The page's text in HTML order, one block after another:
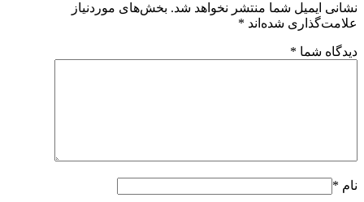
نشانی ایمیل شما منتشر نخواهد شد. بخش‌های موردنیاز
علامت‌گذاری شده‌اند *
دیدگاه شما *
نام *